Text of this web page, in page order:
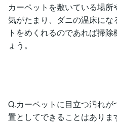
カーペットを敷いている場
気がたまり、ダニの温床に
トをめくれるのであれば掃
ょう。
Q.カーペットに目立つ汚れ
置としてできることはありま